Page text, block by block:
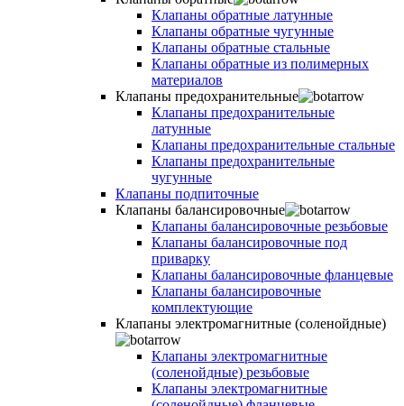
Клапаны обратные латунные
Клапаны обратные чугунные
Клапаны обратные стальные
Клапаны обратные из полимерных
материалов
Клапаны предохранительные
Клапаны предохранительные
латунные
Клапаны предохранительные стальные
Клапаны предохранительные
чугунные
Клапаны подпиточные
Клапаны балансировочные
Клапаны балансировочные резьбовые
Клапаны балансировочные под
приварку
Клапаны балансировочные фланцевые
Клапаны балансировочные
комплектующие
Клапаны электромагнитные (соленойдные)
Клапаны электромагнитные
(соленойдные) резьбовые
Клапаны электромагнитные